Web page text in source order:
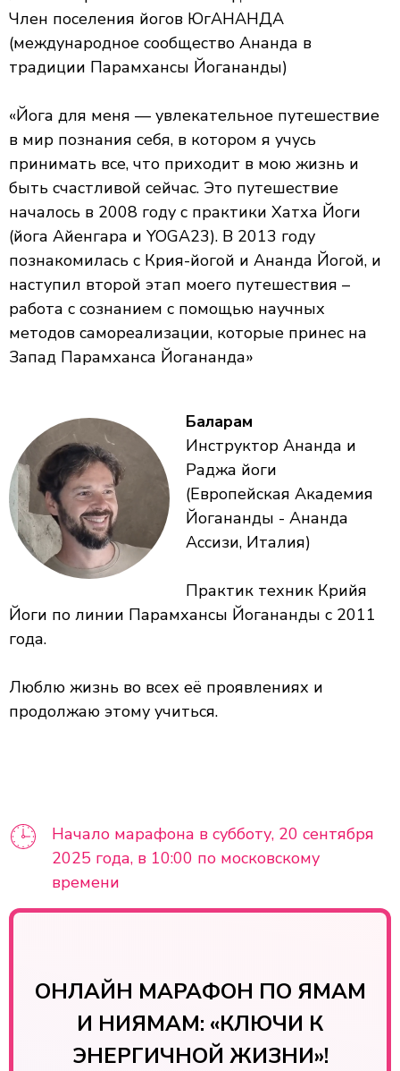
Член поселения йогов ЮгАНАНДА
(международное сообщество Ананда в
традиции Парамхансы Йогананды)
«Йога для меня — увлекательное путешествие
в мир познания себя, в котором я учусь
принимать все, что приходит в мою жизнь и
быть счастливой сейчас. Это путешествие
началось в 2008 году с практики Хатха Йоги
(йога Айенгара и YOGA23). В 2013 году
познакомилась с Крия-йогой и Ананда Йогой, и
наступил второй этап моего путешествия –
работа с сознанием с помощью научных
методов самореализации, которые принес на
Запад Парамханса Йогананда»
Баларам
Инструктор Ананда и
Раджа йоги
(Европейская Академия
Йогананды - Ананда
Ассизи, Италия)
Практик техник Крийя
Йоги по линии Парамхансы Йогананды с 2011
года.
Люблю жизнь во всех её проявлениях и
продолжаю этому учиться.
Начало марафона в субботу, 20 сентября
2025 года, в 10:00 по московскому
времени
ОНЛАЙН МАРАФОН ПО ЯМАМ
И НИЯМАМ: «КЛЮЧИ К
ЭНЕРГИЧНОЙ ЖИЗНИ»!